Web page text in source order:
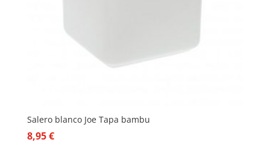
Salero blanco Joe Tapa bambu
8,95€